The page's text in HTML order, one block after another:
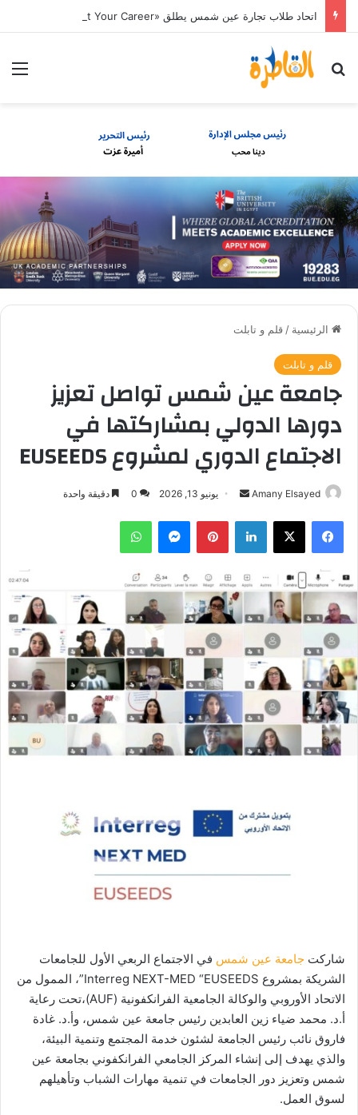
بحث عن
الرئيسية / قلم و تابلت
قلم و تابلت
جامعة عين شمس تواصل تعزيز
دورها الدولي بمشاركتها في
الاجتماع الدوري لمشروع EUSEEDS
Amany Elsayed
أرسل
إلكترونيا
يونيو 13, 2026 0 دقيقة واحدة
فيسبوك ‫X لينكدإن بينتيريستماسنجر واتساب
شاركت جامعة عين شمس في الاجتماع الربعي الأول للجامعات
الشريكة بمشروع Interreg NEXT-MED “EUSEEDS”، الممول من
الاتحاد الأوروبي والوكالة الجامعية الفرانكفونية (AUF)،تحت رعاية
أ.د. محمد ضياء زين العابدين رئيس جامعة عين شمس، وأ.د. غادة
فاروق نائب رئيس الجامعة لشئون خدمة المجتمع وتنمية البيئة،
والذي يهدف إلى إنشاء المركز الجامعي الفرانكفوني بجامعة عين
شمس وتعزيز دور الجامعات في تنمية مهارات الشباب وتأهيلهم
لسوق العمل.